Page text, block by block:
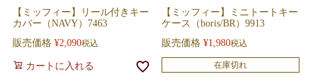
【ミッフィー】リール付きキー
カバー（NAVY）7463
販売価格 ¥2,090税込
カートに入れる
【ミッフィー】ミニトートキー
ケース（boris/BR）9913
販売価格 ¥1,980税込
在庫切れ